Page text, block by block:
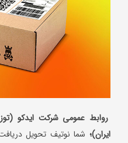
روابط عمومی شرکت ایدکو
ایران)؛ شما نوتیف تحویل